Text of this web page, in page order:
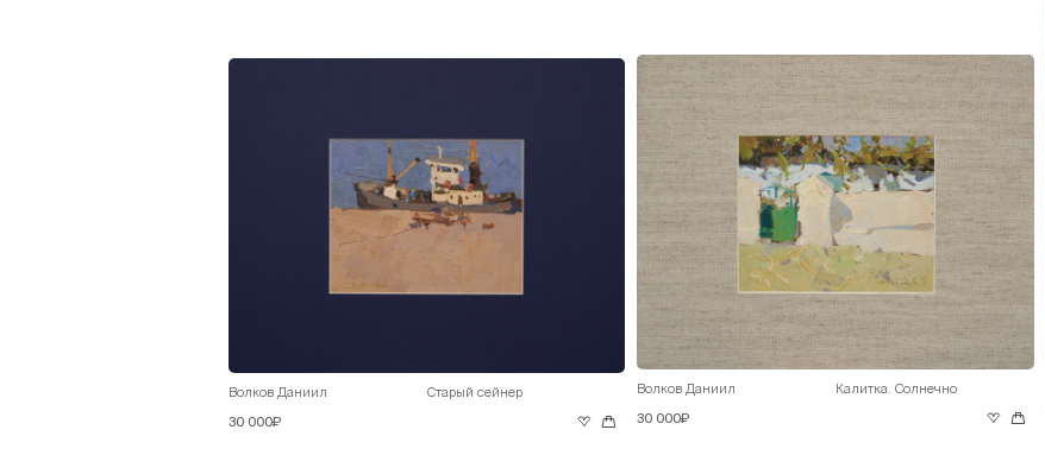
Волков Даниил Калитка. Солнечно
30 000₽
Волков Даниил Старый сейнер
30 000₽